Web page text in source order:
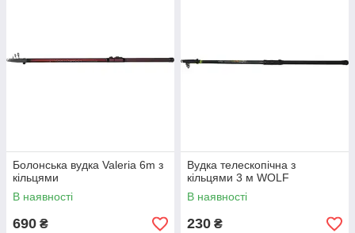
Болонська вудка Valeria 6m з
кільцями
В наявності
690 ₴
Вудка телескопічна з
кільцями 3 м WOLF
В наявності
230 ₴